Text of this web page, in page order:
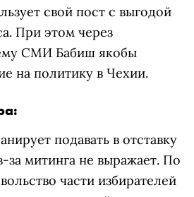
свой пост с выгодой
При этом через
СМИ Бабиш якобы
на политику в Чехии.
подавать в отставку
за митинга не выражает. По
части избирателей